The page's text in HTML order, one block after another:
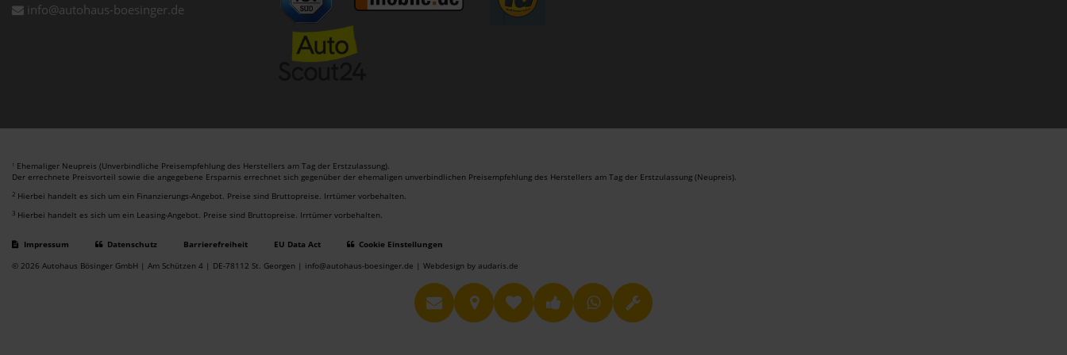
info@autohaus-boesinger.de
1 Ehemaliger Neupreis (Unverbindliche Preisempfehlung des Herstellers am Tag der Erstzulassung).
Der errechnete Preisvorteil sowie die angegebene Ersparnis errechnet sich gegenüber der ehemaligen unverbindlichen Preisempfehlung des Herstellers am Tag der Erstzulassung (Neupreis).
2 Hierbei handelt es sich um ein Finanzierungs-Angebot. Preise sind Bruttopreise. Irrtümer vorbehalten.
3 Hierbei handelt es sich um ein Leasing-Angebot. Preise sind Bruttopreise. Irrtümer vorbehalten.
Impressum Datenschutz Barrierefreiheit EU Data Act
Cookie Einstellungen
© 2026 Autohaus Bösinger GmbH | Am Schützen 4 | DE-78112 St. Georgen | info@autohaus-boesinger.de | Webdesign by audaris.de